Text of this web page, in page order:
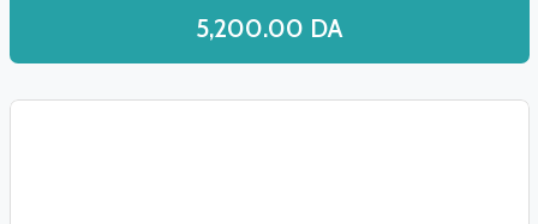
5,200.00 DA